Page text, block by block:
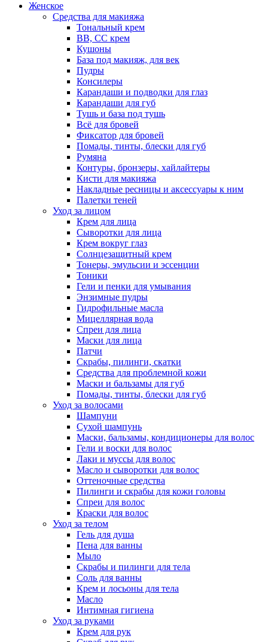
Женское
Средства для макияжа
Тональный крем
BB, CC крем
Кушоны
База под макияж, для век
Пудры
Консилеры
Карандаши и подводки для глаз
Карандаши для губ
Тушь и база под тушь
Всё для бровей
Фиксатор для бровей
Помады, тинты, блески для губ
Румяна
Контуры, бронзеры, хайлайтеры
Кисти для макияжа
Накладные ресницы и аксессуары к ним
Палетки теней
Уход за лицом
Крем для лица
Сыворотки для лица
Крем вокруг глаз
Солнцезащитный крем
Тонеры, эмульсии и эссенции
Тоники
Гели и пенки для умывания
Энзимные пудры
Гидрофильные масла
Мицеллярная вода
Спреи для лица
Маски для лица
Патчи
Скрабы, пилинги, скатки
Средства для проблемной кожи
Маски и бальзамы для губ
Помады, тинты, блески для губ
Уход за волосами
Шампуни
Сухой шампунь
Маски, бальзамы, кондиционеры для волос
Гели и воски для волос
Лаки и муссы для волос
Масло и сыворотки для волос
Оттеночные средства
Пилинги и скрабы для кожи головы
Спреи для волос
Краски для волос
Уход за телом
Гель для душа
Пена для ванны
Мыло
Скрабы и пилинги для тела
Соль для ванны
Крем и лосьоны для тела
Масло
Интимная гигиена
Уход за руками
Крем для рук